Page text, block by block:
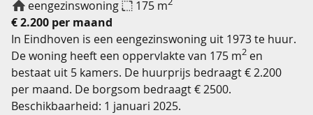
eengezinswoning 175 m
€ 2.200 per maand
In Eindhoven is een eengezinswoning uit 1973 te huur.
De woning heeft een oppervlakte van 175 m2 en
bestaat uit 5 kamers. De huurprijs bedraagt € 2.200
per maand. De borgsom bedraagt € 2500.
Beschikbaarheid: 1 januari 2025.